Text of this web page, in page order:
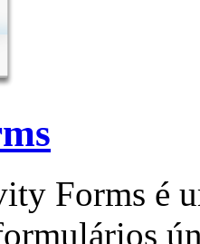
Forms é